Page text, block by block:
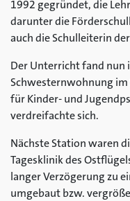
1992 gegründet, die
darunter die
auch die Schulleiterin
Der Unterricht fand nun
Schwesternwohnung
für Kinder- und
verdreifachte sich.
Nächste Station waren
Tagesklinik des
langer Verzögerung zu
umgebaut bzw.